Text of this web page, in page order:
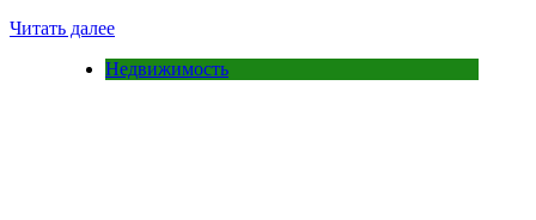
Читать далее
Недвижимость